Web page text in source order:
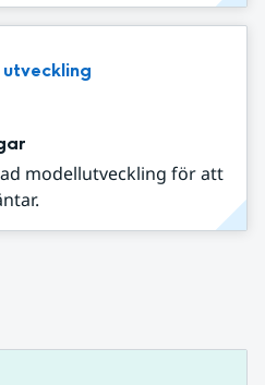
utveckling
modellutveckling för att